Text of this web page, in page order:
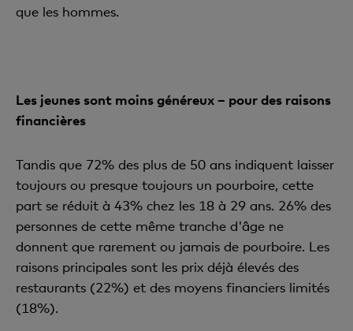
que les hommes.
Les jeunes sont moins généreux – pour des raisons
financières
Tandis que 72% des plus de 50 ans indiquent laisser
toujours ou presque toujours un pourboire, cette
part se réduit à 43% chez les 18 à 29 ans. 26% des
personnes de cette même tranche d'âge ne
donnent que rarement ou jamais de pourboire. Les
raisons principales sont les prix déjà élevés des
restaurants (22%) et des moyens financiers limités
(18%).